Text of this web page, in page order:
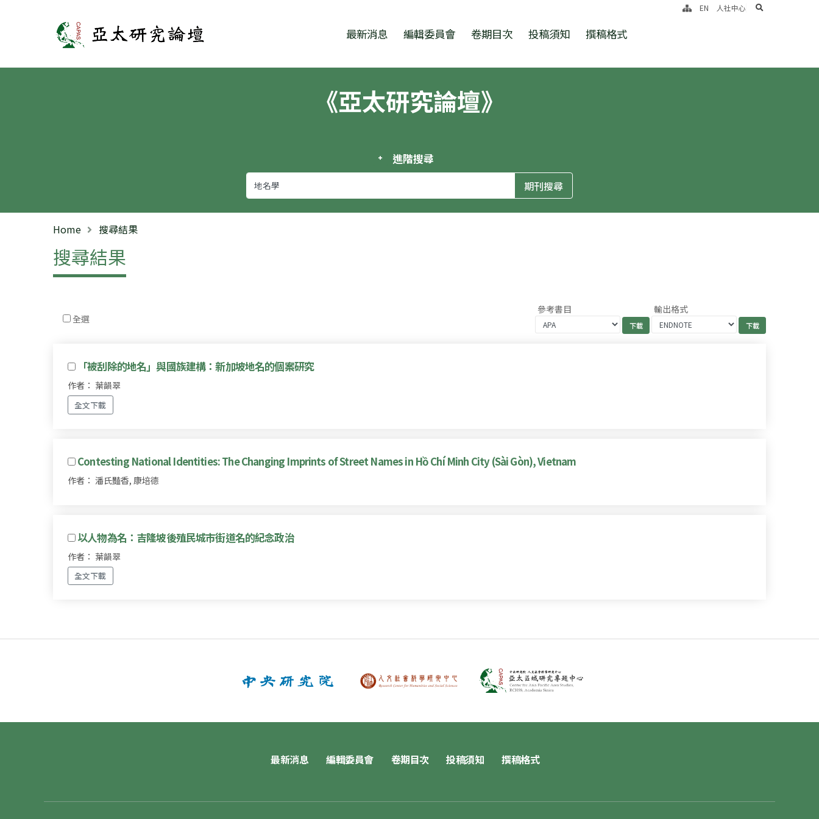
亞太研究論壇 最新消息 編輯委員會 卷期目次 投稿須知 撰稿格式
EN 人社中心 search
《亞太研究論壇》
進階搜尋
Home 搜尋結果
搜尋結果
全選
參考書目 輸出格式
「被刮除的地名」與國族建構：新加坡地名的個案研究
作者： 葉韻翠
全文下載
Contesting National Identities: The Changing Imprints of Street Names in Hồ Chí Minh City (Sài Gòn), Vietnam
作者： 潘氏豔香, 康培德
以人物為名：吉隆坡後殖民城市街道名的紀念政治
作者： 葉韻翠
全文下載
最新消息 編輯委員會 卷期目次 投稿須知 撰稿格式